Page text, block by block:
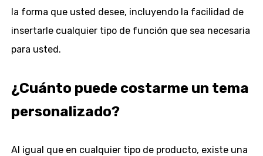
la forma que usted desee, incluyendo la facilidad de
insertarle cualquier tipo de función que sea necesaria
para usted.
¿Cuánto puede costarme un tema
personalizado?
Al igual que en cualquier tipo de producto, existe una